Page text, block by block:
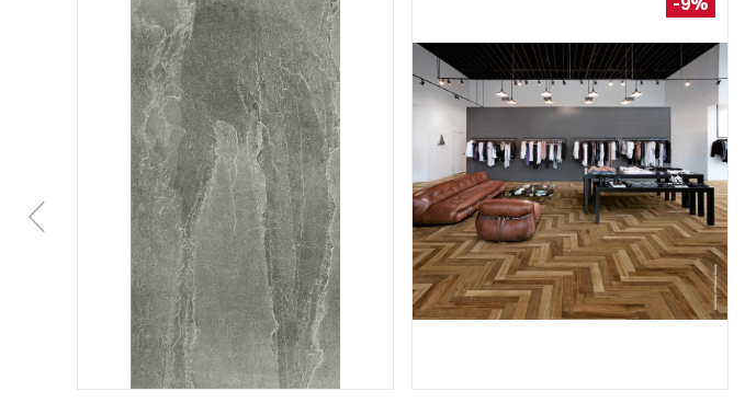
-9%